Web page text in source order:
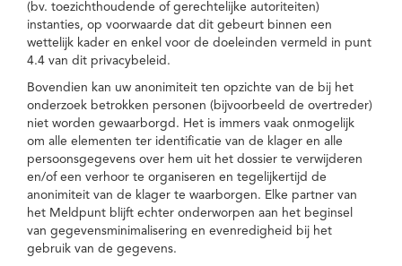
(bv. toezichthoudende of gerechtelijke autoriteiten)
instanties, op voorwaarde dat dit gebeurt binnen een
wettelijk kader en enkel voor de doeleinden vermeld in punt
4.4 van dit privacybeleid.
Bovendien kan uw anonimiteit ten opzichte van de bij het
onderzoek betrokken personen (bijvoorbeeld de overtreder)
niet worden gewaarborgd. Het is immers vaak onmogelijk
om alle elementen ter identificatie van de klager en alle
persoonsgegevens over hem uit het dossier te verwijderen
en/of een verhoor te organiseren en tegelijkertijd de
anonimiteit van de klager te waarborgen. Elke partner van
het Meldpunt blijft echter onderworpen aan het beginsel
van gegevensminimalisering en evenredigheid bij het
gebruik van de gegevens.